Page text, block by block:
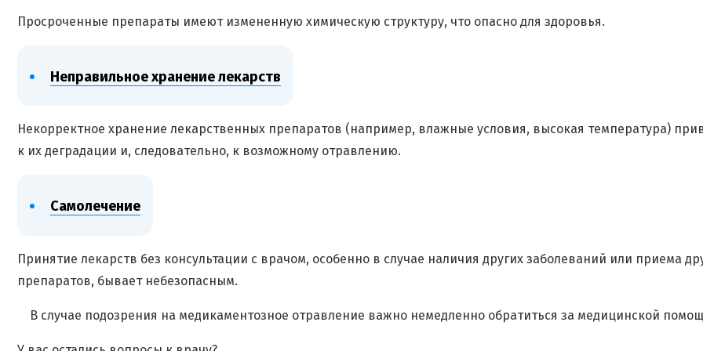
Просроченные препараты имеют измененную химическую структуру, что опасно для здоровья.
Неправильное хранение лекарств
Некорректное хранение лекарственных препаратов (например, влажные условия, высокая температура)
к их деградации и, следовательно, к возможному отравлению.
Самолечение
Принятие лекарств без консультации с врачом, особенно в случае наличия других заболеваний или приема
препаратов, бывает небезопасным.
В случае подозрения на медикаментозное отравление важно немедленно обратиться за медицинской